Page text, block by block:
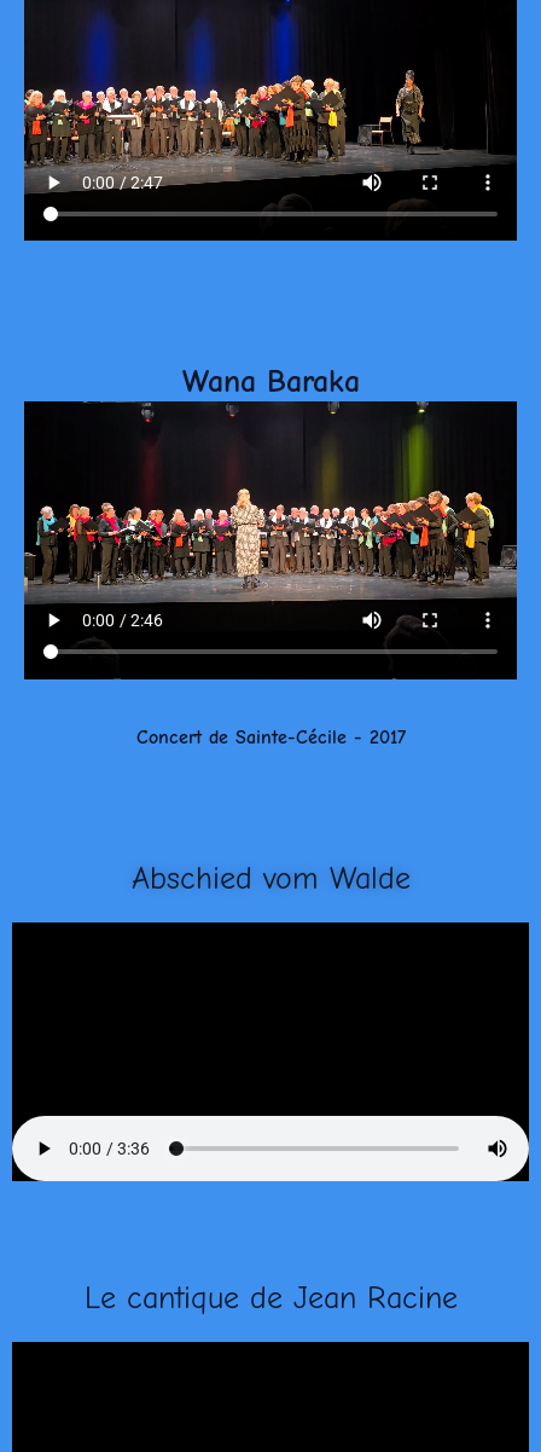
Wana Baraka
Concert de Sainte-Cécile - 2017
Abschied vom Walde
Le cantique de Jean Racine